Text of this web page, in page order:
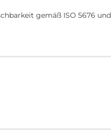
gemäß ISO 5676 und